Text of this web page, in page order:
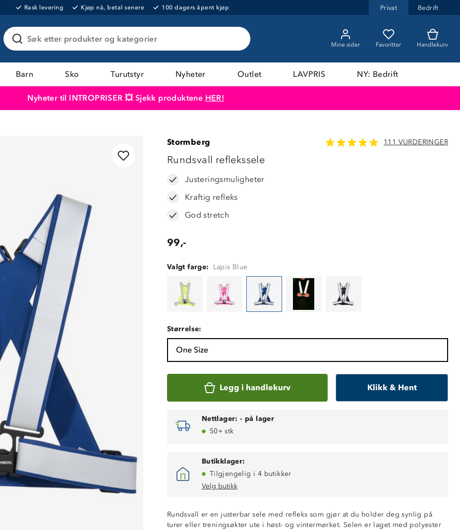
Rask levering Kjøp nå, betal senere 100 dagers åpent kjøp Privat Bedrift
Søk etter produkter og kategorier
Mine sider Favoritter Handlekurv
Barn Sko Turutstyr Nyheter Outlet LAVPRIS NY: Bedrift
Nyheter til INTROPRISER 💥 Sjekk produktene HER!
Stormberg 111 VURDERINGER
Rundsvall reflekssele
Justeringsmuligheter
Kraftig refleks
God stretch
99,-
Valgt farge: Lapis Blue
Størrelse:
One Size
Legg i handlekurv Klikk & Hent
Nettlager: - på lager
50+ stk
Butikklager:
Tilgjengelig i 4 butikker
Velg butikk
Rundsvall er en justerbar sele med refleks som gjør at du holder deg synlig på
turer eller treningsøkter ute i høst- og vintermørket. Selen er laget med polyester